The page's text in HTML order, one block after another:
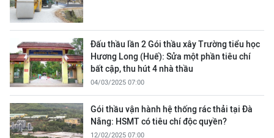
Đấu thầu lần 2 Gói thầu xây Trường tiểu học
Hương Long (Huế): Sửa một phần tiêu chí
bất cập, thu hút 4 nhà thầu
04/03/2025 07:00
Gói thầu vận hành hệ thống rác thải tại Đà
Nẵng: HSMT có tiêu chí độc quyền?
12/02/2025 07:00